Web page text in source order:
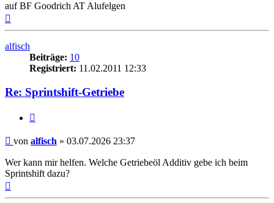
auf BF Goodrich AT Alufelgen
alfisch
Beiträge: 10
Registriert: 11.02.2011 12:33
Re: Sprintshift-Getriebe
Beitrag
von alfisch » 03.07.2026 23:37
Wer kann mir helfen. Welche Getriebeöl Additiv gebe ich beim
Sprintshift dazu?